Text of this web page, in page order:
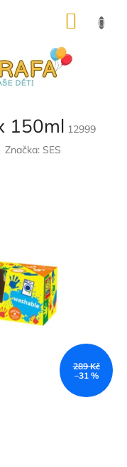
150ml 12999
Značka: SES
289 Kč
–31 %